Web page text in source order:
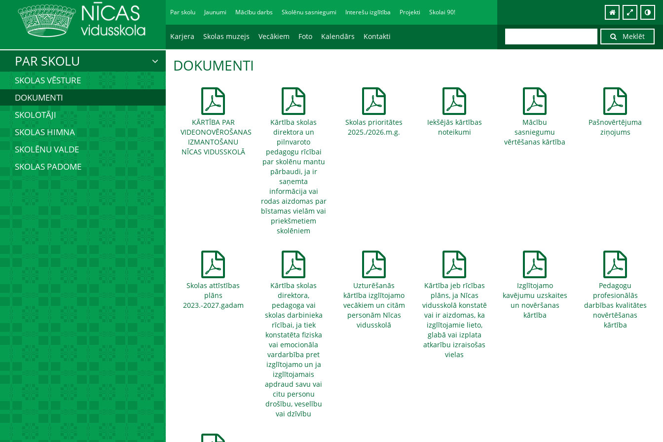
Meklēt
Par skolu Jaunumi Mācību darbs Skolēnu sasniegumi Interešu izglītība Projekti Skolai 90!
Karjera Skolas muzejs Vecākiem Foto Kalendārs Kontakti
PAR SKOLU
SKOLAS VĒSTURE
DOKUMENTI
SKOLOTĀJI
SKOLAS HIMNA
SKOLĒNU VALDE
SKOLAS PADOME
DOKUMENTI
KĀRTĪBA PAR
VIDEONOVĒROŠANAS
IZMANTOŠANU
NĪCAS VIDUSSKOLĀ
Kārtība skolas
direktora un
pilnvaroto
pedagogu rīcībai
par skolēnu mantu
pārbaudi, ja ir
saņemta
informācija vai
rodas aizdomas par
bīstamas vielām vai
priekšmetiem
skolēniem
Skolas prioritātes
2025./2026.m.g.
Iekšējās kārtības
noteikumi
Mācību
sasniegumu
vērtēšanas kārtība
Pašnovērtējuma
ziņojums
Skolas attīstības
plāns
2023.-2027.gadam
Kārtība skolas
direktora,
pedagoga vai
skolas darbinieka
rīcībai, ja tiek
konstatēta fiziska
vai emocionāla
vardarbība pret
izglītojamo un ja
izglītojamais
apdraud savu vai
citu personu
drošību, veselību
vai dzīvību
Uzturēšanās
kārtība izglītojamo
vecākiem un citām
personām Nīcas
vidusskolā
Kārtība jeb rīcības
plāns, ja Nīcas
vidusskolā konstatē
vai ir aizdomas, ka
izglītojamie lieto,
glabā vai izplata
atkarību izraisošas
vielas
Izglītojamo
kavējumu uzskaites
un novēršanas
kārtība
Pedagogu
profesionālās
darbības kvalitātes
novērtēšanas
kārtība